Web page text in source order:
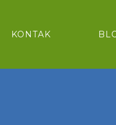
KONTAK